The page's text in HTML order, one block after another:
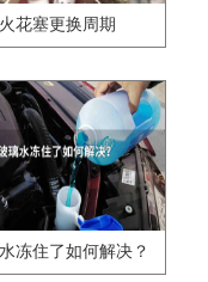
火花塞更换周期
冻住了如何解决？